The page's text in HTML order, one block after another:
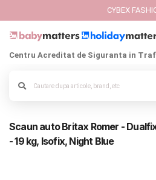
Italbaby Collections
CYBEX
Centru Acreditat de Siguranta in
Scaun auto Britax Romer -
- 19 kg, Isofix, Night Blue